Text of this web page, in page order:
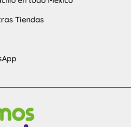
Tiendas